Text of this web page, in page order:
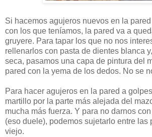
Si hacemos agujeros nuevos en la
con los que teníamos, la pared va a
gruyere. Para tapar los que no nos
rellenarlos con pasta de dientes blanca
seca, pasamos una capa de pintura del
pared con la yema de los dedos. No se
Para hacer agujeros en la pared a
martillo por la parte más alejada del
mucha más fuerza. Y para no darnos
(eso duele), podemos sujetarlo entre las
viejo.